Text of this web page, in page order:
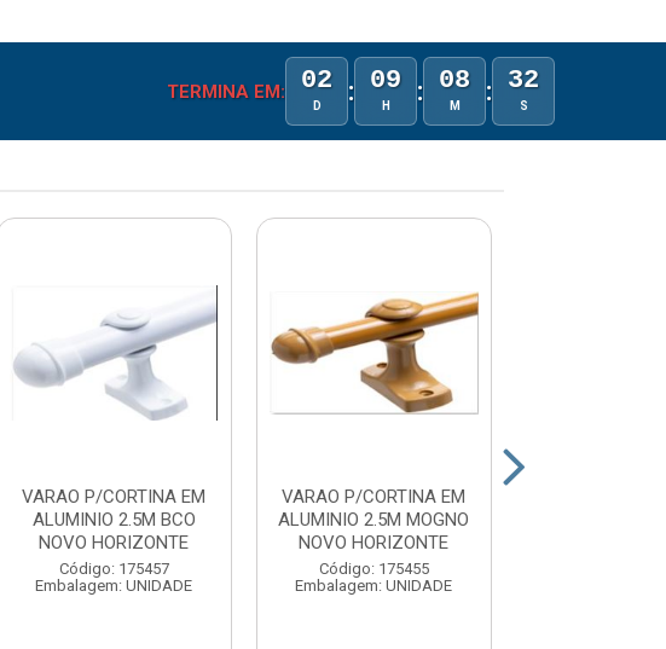
TERMINA EM: 02
D : 09
H : 08
M : 32
S
VARAO P/CORTINA EM
ALUMINIO 2.5M BCO
NOVO HORIZONTE
Código: 175457
Embalagem: UNIDADE
VARAO P/CORTINA EM
ALUMINIO 2.5M MOGNO
NOVO HORIZONTE
Código: 175455
Embalagem: UNIDADE